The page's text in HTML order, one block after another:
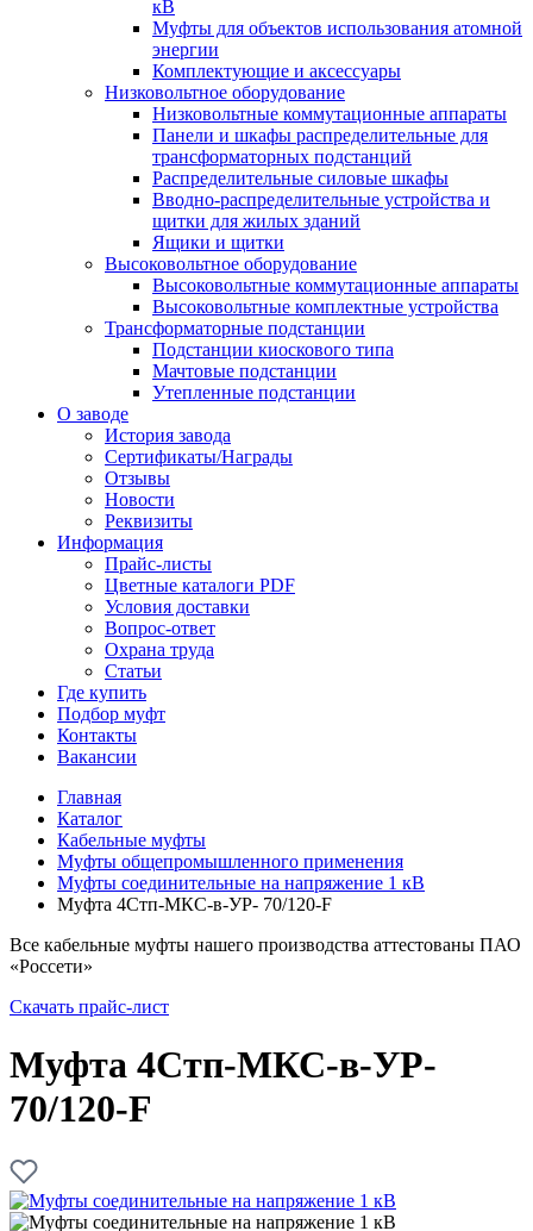
кВ
Муфты для объектов использования атомной
энергии
Комплектующие и аксессуары
Низковольтное оборудование
Низковольтные коммутационные аппараты
Панели и шкафы распределительные для
трансформаторных подстанций
Распределительные силовые шкафы
Вводно-распределительные устройства и
щитки для жилых зданий
Ящики и щитки
Высоковольтное оборудование
Высоковольтные коммутационные аппараты
Высоковольтные комплектные устройства
Трансформаторные подстанции
Подстанции киоскового типа
Мачтовые подстанции
Утепленные подстанции
О заводе
История завода
Сертификаты/Награды
Отзывы
Новости
Реквизиты
Информация
Прайс-листы
Цветные каталоги PDF
Условия доставки
Вопрос-ответ
Охрана труда
Статьи
Где купить
Подбор муфт
Контакты
Вакансии
Главная
Каталог
Кабельные муфты
Муфты общепромышленного применения
Муфты соединительные на напряжение 1 кВ
Муфта 4Стп-МКС-в-УР- 70/120-F
Все кабельные муфты нашего производства аттестованы ПАО
«Россети»
Скачать прайс-лист
Муфта 4Стп-МКС-в-УР-
70/120-F